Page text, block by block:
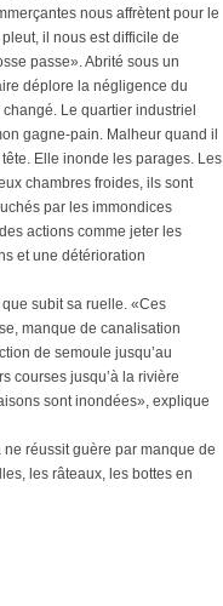
nous affrètent pour le
il nous est difficile de
passe». Abrité sous un
déplore la négligence du
Le quartier industriel
gagne-pain. Malheur quand il
tête. Elle inonde les parages. Les
chambres froides, ils sont
par les immondices
actions comme jeter les
et une détérioration
subit sa ruelle. «Ces
manque de canalisation
de semoule jusqu’au
courses jusqu’à la rivière
sont inondées», explique
réussit guère par manque de
les râteaux, les bottes en